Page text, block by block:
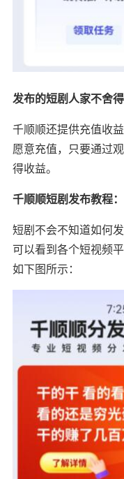
发布的短剧人家不舍
千顺顺还提供充值收
愿意充值，只要通过
得收益。
千顺顺短剧发布教程：
短剧不会不知道如何
可以看到各个短视频
如下图所示：